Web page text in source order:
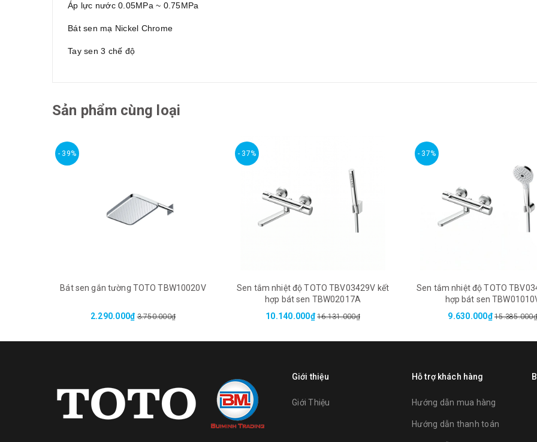
Áp lực nước 0.05MPa ~ 0.75MPa
Bát sen mạ Nickel Chrome
Tay sen 3 chế độ
Sản phẩm cùng loại
- 39%
Bát sen gắn tường TOTO TBW10020V
2.290.000₫ 3.750.000₫
- 37%
Sen tắm nhiệt độ TOTO TBV03429V kết
hợp bát sen TBW02017A
10.140.000₫ 16.131.000₫
- 37%
Sen tắm nhiệt độ TOTO
hợp bát sen
9.630.000₫ 15.385.000₫
Giới thiệu
Giới Thiệu
Hỗ trợ khách hàng
Hướng dẫn mua hàng
Hướng dẫn thanh toán